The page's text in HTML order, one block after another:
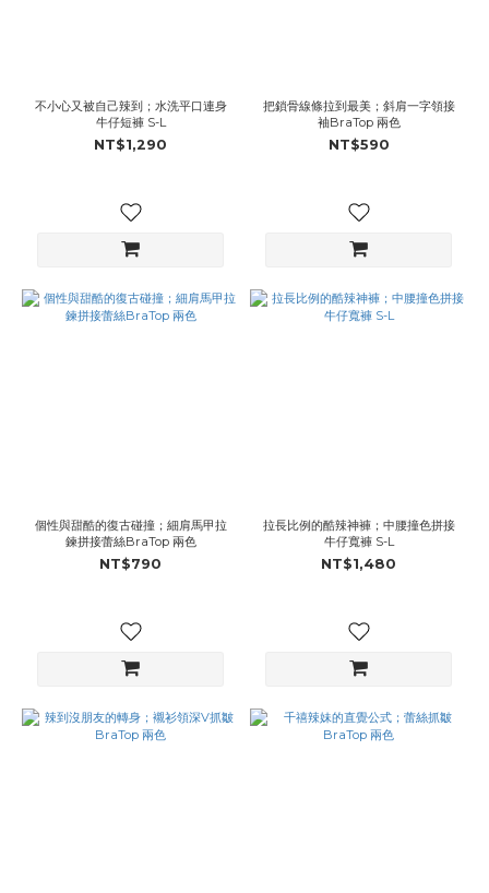
不小心又被自己辣到；水洗平口連身
牛仔短褲 S-L
NT$1,290
把鎖骨線條拉到最美；斜肩一字領接
袖BraTop 兩色
NT$590
個性與甜酷的復古碰撞；細肩馬甲拉
鍊拼接蕾絲BraTop 兩色
NT$790
拉長比例的酷辣神褲；中腰撞色拼接
牛仔寬褲 S-L
NT$1,480